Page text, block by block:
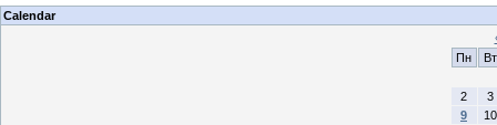
Calendar
Пн
Вт
2
3
9
10